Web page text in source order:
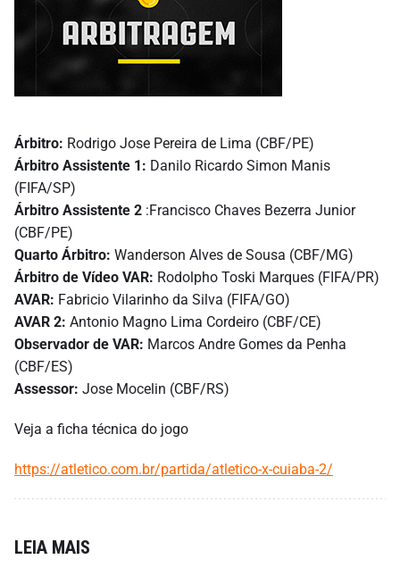
Árbitro: Rodrigo Jose Pereira de Lima (CBF/PE)
Árbitro Assistente 1: Danilo Ricardo Simon Manis
(FIFA/SP)
Árbitro Assistente 2 :Francisco Chaves Bezerra Junior
(CBF/PE)
Quarto Árbitro: Wanderson Alves de Sousa (CBF/MG)
Árbitro de Vídeo VAR: Rodolpho Toski Marques (FIFA/PR)
AVAR: Fabricio Vilarinho da Silva (FIFA/GO)
AVAR 2: Antonio Magno Lima Cordeiro (CBF/CE)
Observador de VAR: Marcos Andre Gomes da Penha
(CBF/ES)
Assessor: Jose Mocelin (CBF/RS)
Veja a ficha técnica do jogo
https://atletico.com.br/partida/atletico-x-cuiaba-2/
LEIA MAIS